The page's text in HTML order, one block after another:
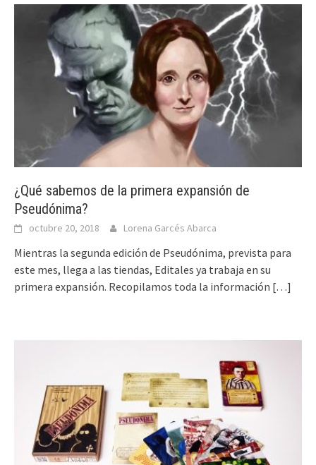
¿Qué sabemos de la primera expansión de
Pseudónima?
octubre 20, 2018 Lorena Garcés Abarca
Mientras la segunda edición de Pseudónima, prevista para
este mes, llega a las tiendas, Editales ya trabaja en su
primera expansión. Recopilamos toda la información […]